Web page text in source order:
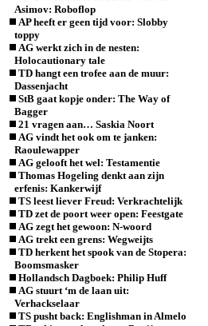
Asimov: Roboflop
AP heeft er geen tijd voor: Slobby
toppy
AG werkt zich in de nesten:
Holocautionary tale
TD hangt een trofee aan de muur:
Dassenjacht
StB gaat kopje onder: The Way of
Bagger
21 vragen aan… Saskia Noort
AG vindt het ook om te janken:
Raoulewapper
AG gelooft het wel: Testamentie
Thomas Hogeling denkt aan zijn
erfenis: Kankerwijf
TS leest liever Freud: Verkrachtelijk
TD zet de poort weer open: Feestgate
AG zegt het gewoon: N-woord
AG trekt een grens: Wegweijts
TD herkent het spook van de Stopera:
Boomsmasker
Hollandsch Dagboek: Philip Huff
AG stuurt ‘m de laan uit:
Verhackselaar
TS pusht back: Englishman in Almelo